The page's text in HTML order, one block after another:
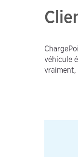
véhicule
vraiment,